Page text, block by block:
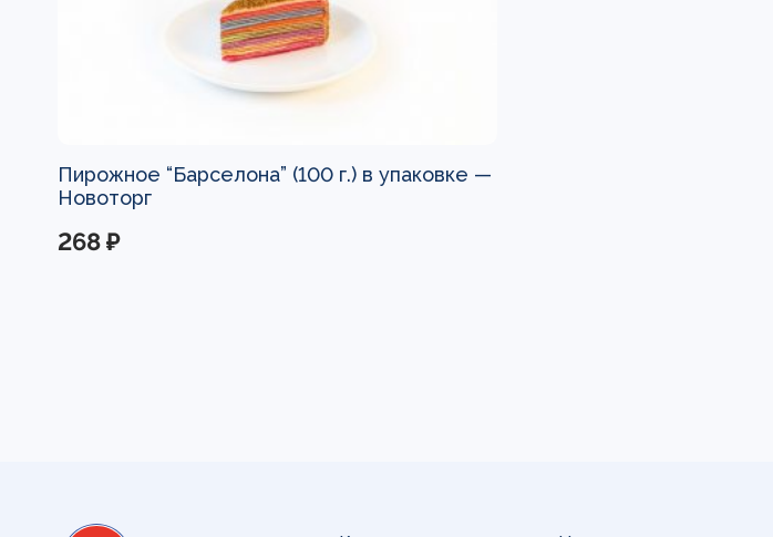
Пирожное “Барселона” (100 г.) в упаковке —
Новоторг
268 ₽